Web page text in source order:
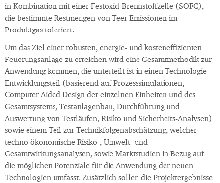
in Kombination mit einer Festoxid-Brennstoffzelle (SOFC),
die bestimmte Restmengen von Teer-Emissionen im
Produktgas toleriert.
Um das Ziel einer robusten, energie- und kosteneffizienten
Feuerungsanlage zu erreichen wird eine Gesamtmethodik zur
Anwendung kommen, die unterteilt ist in einen Technologie-
Entwicklungsteil (basierend auf Prozesssimulationen,
Computer Aided Design der einzelnen Einheiten und des
Gesamtsystems, Testanlagenbau, Durchführung und
Auswertung von Testläufen, Risiko und Sicherheits-Analysen)
sowie einem Teil zur Technikfolgenabschätzung, welcher
techno-ökonomische Risiko-, Umwelt- und
Gesamtwirkungsanalysen, sowie Marktstudien in Bezug auf
die möglichen Potenziale für die Anwendung der neuen
Technologien umfasst. Zusätzlich sollen die Projektergebnisse